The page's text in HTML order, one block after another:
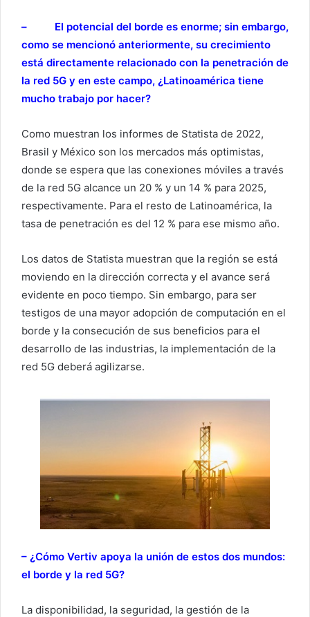
– El potencial del borde es enorme; sin embargo,
como se mencionó anteriormente, su crecimiento
está directamente relacionado con la penetración de
la red 5G y en este campo, ¿Latinoamérica tiene
mucho trabajo por hacer?
Como muestran los informes de Statista de 2022,
Brasil y México son los mercados más optimistas,
donde se espera que las conexiones móviles a través
de la red 5G alcance un 20 % y un 14 % para 2025,
respectivamente. Para el resto de Latinoamérica, la
tasa de penetración es del 12 % para ese mismo año.
Los datos de Statista muestran que la región se está
moviendo en la dirección correcta y el avance será
evidente en poco tiempo. Sin embargo, para ser
testigos de una mayor adopción de computación en el
borde y la consecución de sus beneficios para el
desarrollo de las industrias, la implementación de la
red 5G deberá agilizarse.
– ¿Cómo Vertiv apoya la unión de estos dos mundos:
el borde y la red 5G?
La disponibilidad, la seguridad, la gestión de la